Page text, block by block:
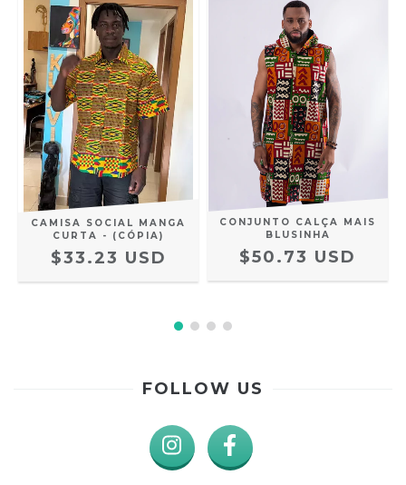
CAMISA SOCIAL MANGA
CURTA - (CÓPIA)
$33.23 USD
CONJUNTO CALÇA MAIS
BLUSINHA
$50.73 USD
FOLLOW US